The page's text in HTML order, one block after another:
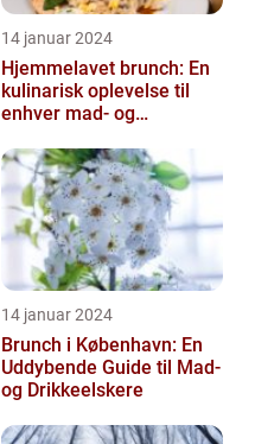
14 januar 2024
Hjemmelavet brunch: En
kulinarisk oplevelse til
enhver mad- og
14 januar 2024
Brunch i København: En
Uddybende Guide til Mad-
og Drikkeelskere